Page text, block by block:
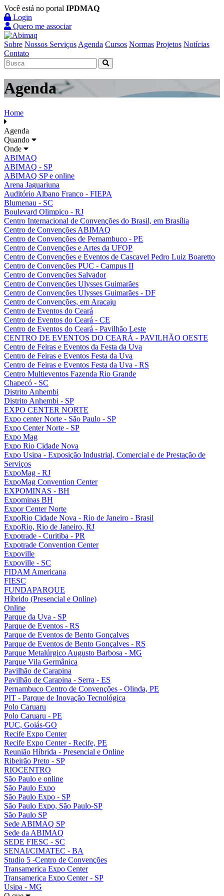
Você está no portal IPDMAQ
Login
Quero me associar
Sobre Nossos Serviços Agenda Cursos Normas Projetos Notícias
Contato
Agenda
Home
Agenda
Quando
Onde
ABIMAQ
ABIMAQ - SP
ABIMAQ SP e online
Arena Jaguariuna
Auditório Albano Franco - FIEPA
Blumenau - SC
Boulevard Olimpico - RJ
Centro Internacional de Convenções do Brasil, em Brasília
Centro de Convenções ABIMAQ
Centro de Convenções de Pernambuco - PE
Centro de Convenções e Artes da UFOP
Centro de Convenções e Eventos de Cascavel Pedro Luiz Boaretto
Centro de Convenções PUC - Campus II
Centro de Convenções Salvador
Centro de Convenções Ulysses Guimarães
Centro de Convenções Ulysses Guimarães - DF
Centro de Convenções, em Aracaju
Centro de Eventos do Ceará
Centro de Eventos do Ceará - CE
Centro de Eventos do Ceará - Pavilhão Leste
CENTRO DE EVENTOS DO CEARÁ - PAVILHÃO OESTE
Centro de Feiras e Eventos da Festa da Uva
Centro de Feiras e Eventos Festa da Uva
Centro de Feiras e Eventos Festa da Uva - RS
Centro Multieventos Fazenda Rio Grande
Chapecó - SC
Distrito Anhembi
Distrito Anhembi - SP
EXPO CENTER NORTE
Expo center Norte - São Paulo - SP
Expo Center Norte - SP
Expo Mag
Expo Rio Cidade Nova
Expo Usipa - Exposição Industrial, Comercial e de Prestação de
Serviços
ExpoMag - RJ
ExpoMag Convention Center
EXPOMINAS - BH
Expominas BH
Expor Center Norte
ExpoRio Cidade Nova - Rio de Janeiro - Brasil
ExpoRio, Rio de Janeiro, RJ
Expotrade - Curitiba - PR
Expotrade Convention Center
Expoville
Expoville - SC
FIDAM Americana
FIESC
FUNDAPARQUE
Híbrido (Presencial e Online)
Online
Parque da Uva - SP
Parque de Eventos - RS
Parque de Eventos de Bento Gonçalves
Parque de Eventos de Bento Gonçalves - RS
Parque Metalúrgico Augusto Barbosa - MG
Parque Vila Germânica
Pavilhão de Carapina
Pavilhão de Carapina - Serra - ES
Pernambuco Centro de Convenções - Olinda, PE
PIT - Parque de Inovação Tecnológica
Polo Caruaru
Polo Caruaru - PE
PUC, Goiás-GO
Recife Expo Center
Recife Expo Center - Recife, PE
Reunião Híbrida - Presencial e Online
Ribeirão Preto - SP
RIOCENTRO
São Paulo e online
São Paulo Expo
São Paulo Expo - SP
São Paulo Expo, São Paulo-SP
São Paulo SP
Sede ABIMAQ SP
Sede da ABIMAQ
SEDE FIESC - SC
SENAI/CIMATEC - BA
Studio 5 -Centro de Convenções
Transamerica Expo Center
Transamerica Expo Center - SP
Usipa - MG